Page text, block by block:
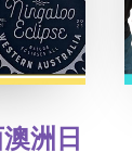
洲日